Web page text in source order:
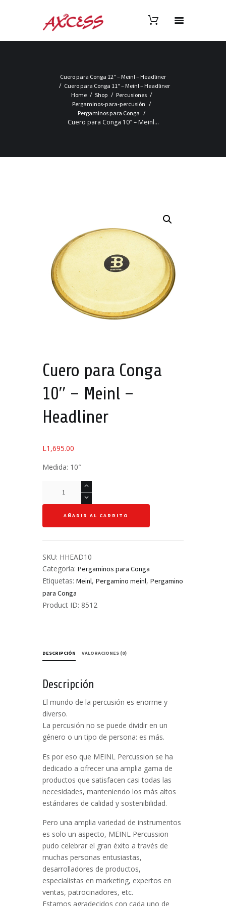
Cuero para Conga 12″ – Meinl – Headliner
Cuero para Conga 11″ – Meinl – Headliner
Home
Shop
Percusiones
Pergaminos-para-percusión
Pergaminos para Conga
Cuero para Conga 10″ – Meinl...
Cuero para Conga
10″ – Meinl –
Headliner
L1,695.00
Medida: 10″
-
Headliner
cantidad
AÑADIR AL CARRITO
SKU: HHEAD10
Categoría: Pergaminos para Conga
Etiquetas: Meinl, Pergamino meinl, Pergamino
para Conga
Product ID: 8512
DESCRIPCIÓN VALORACIONES (0)
Descripción
El mundo de la percusión es enorme y
diverso.
La percusión no se puede dividir en un
género o un tipo de persona: es más.
Es por eso que MEINL Percussion se ha
dedicado a ofrecer una amplia gama de
productos que satisfacen casi todas las
necesidades, manteniendo los más altos
estándares de calidad y sostenibilidad.
Pero una amplia variedad de instrumentos
es solo un aspecto, MEINL Percussion
pudo celebrar el gran éxito a través de
muchas personas entusiastas,
desarrolladores de productos,
especialistas en marketing, expertos en
ventas, patrocinadores, etc.
Estamos agradecidos con cada uno de